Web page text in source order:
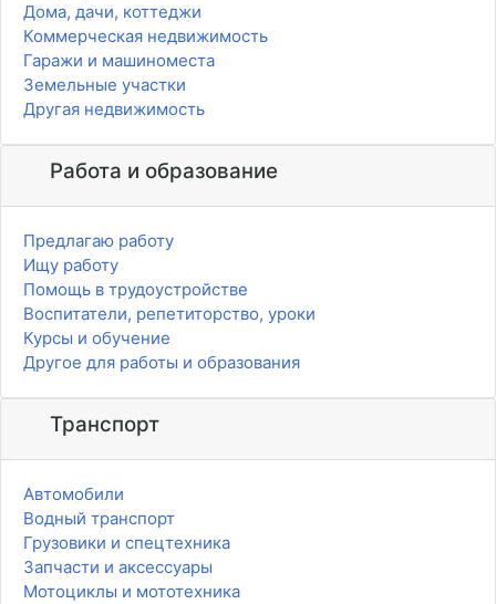
Дома, дачи, коттеджи
Коммерческая недвижимость
Гаражи и машиноместа
Земельные участки
Другая недвижимость
Работа и образование
Предлагаю работу
Ищу работу
Помощь в трудоустройстве
Воспитатели, репетиторство, уроки
Курсы и обучение
Другое для работы и образования
Транспорт
Автомобили
Водный транспорт
Грузовики и спецтехника
Запчасти и аксессуары
Мотоциклы и мототехника